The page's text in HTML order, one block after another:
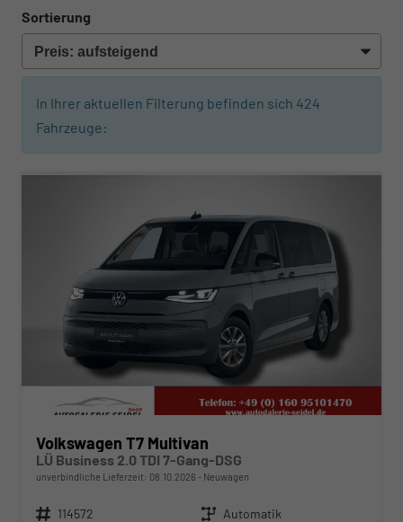
Sortierung
In Ihrer aktuellen Filterung befinden sich 424
Fahrzeuge:
ab 540,– € mtl.
Volkswagen T7 Multivan
LÜ Business 2.0 TDI 7-Gang-DSG
unverbindliche Lieferzeit: 08.10.2026 Neuwagen
Fahrzeugnr. 114572 Getriebe Automatik